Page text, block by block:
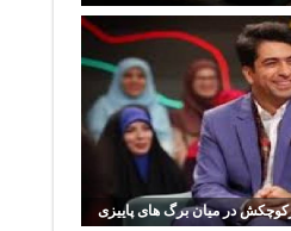
میان برگ های پاییزی